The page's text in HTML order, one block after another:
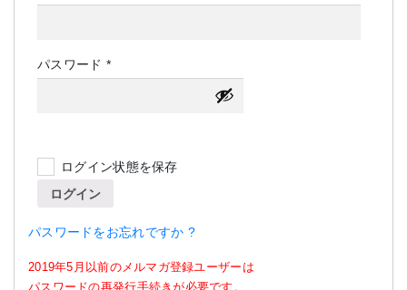
パスワード *必
須
ログイン状態を保存
ログイン
パスワードをお忘れですか ?
2019年5月以前のメルマガ登録ユーザーは
パスワードの再発行手続きが必要です。